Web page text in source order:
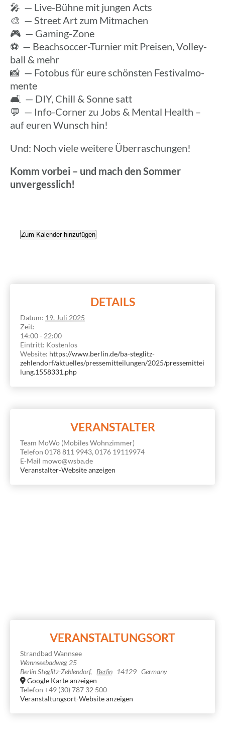
🎤 — Live-Bühne mit jungen Acts
🎨 — Street Art zum Mitma­chen
🎮 — Gaming-Zone
⚽ — Beach­soc­cer-Turnier mit Preisen, Volley­
ball & mehr
📸 — Fotobus für eure schöns­ten Festi­val­mo­
mente
🛋️ — DIY, Chill & Sonne satt
💬 — Info-Corner zu Jobs & Mental Health –
auf euren Wunsch hin!
Und: Noch viele weitere Überraschungen!
Komm vorbei – und mach den Sommer
unvergesslich!
Zum Kalender hinzufügen
DETAILS
Datum: 19. Juli 2025
Zeit:
14:00 - 22:00
Eintritt: Kostenlos
Website: https://www.berlin.de/ba-steglitz-
zehlendorf/aktuelles/pressemitteilungen/2025/pressemittei
lung.1558331.php
VERANSTALTER
Team MoWo (Mobiles Wohnzimmer)
Telefon 0178 811 9943, 0176 19119974
E-Mail mowo@wsba.de
Veranstalter-Website anzeigen
VERANSTALTUNGSORT
Strand­bad Wannsee
Wannseebadweg 25
Berlin Steglitz-Zehlendorf, Berlin 14129 Germany
Google Karte anzeigen
Telefon +49 (30) 787 32 500
Veranstaltungsort-Website anzeigen